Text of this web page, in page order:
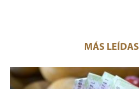
MÁS LEÍDAS